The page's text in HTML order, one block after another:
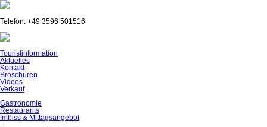
Telefon: +49 3596 501516
Navigation
überspringen
Touristinformation
Aktuelles
Kontakt
Broschüren
Videos
Verkauf
Gastronomie
Restaurants
Imbiss & Mittagsangebot